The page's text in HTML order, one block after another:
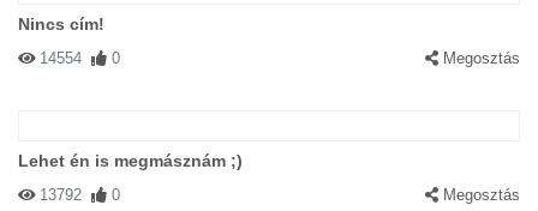
Nincs cím!
14554 0 Megosztás
Lehet én is megmásznám ;)
13792 0 Megosztás